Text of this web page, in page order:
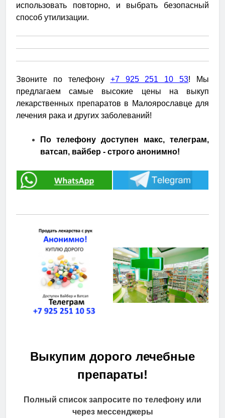
использовать повторно, и выбрать безопасный
способ утилизации.
Звоните по телефону +7 925 251 10 53! Мы
предлагаем самые высокие цены на выкуп
лекарственных препаратов в Малоярославце для
лечения рака и других заболеваний!
По телефону доступен макс, телеграм,
ватсап, вайбер - строго анонимно!
Выкупим дорого лечебные
препараты!
Полный список запросите по телефону или
через мессенджеры